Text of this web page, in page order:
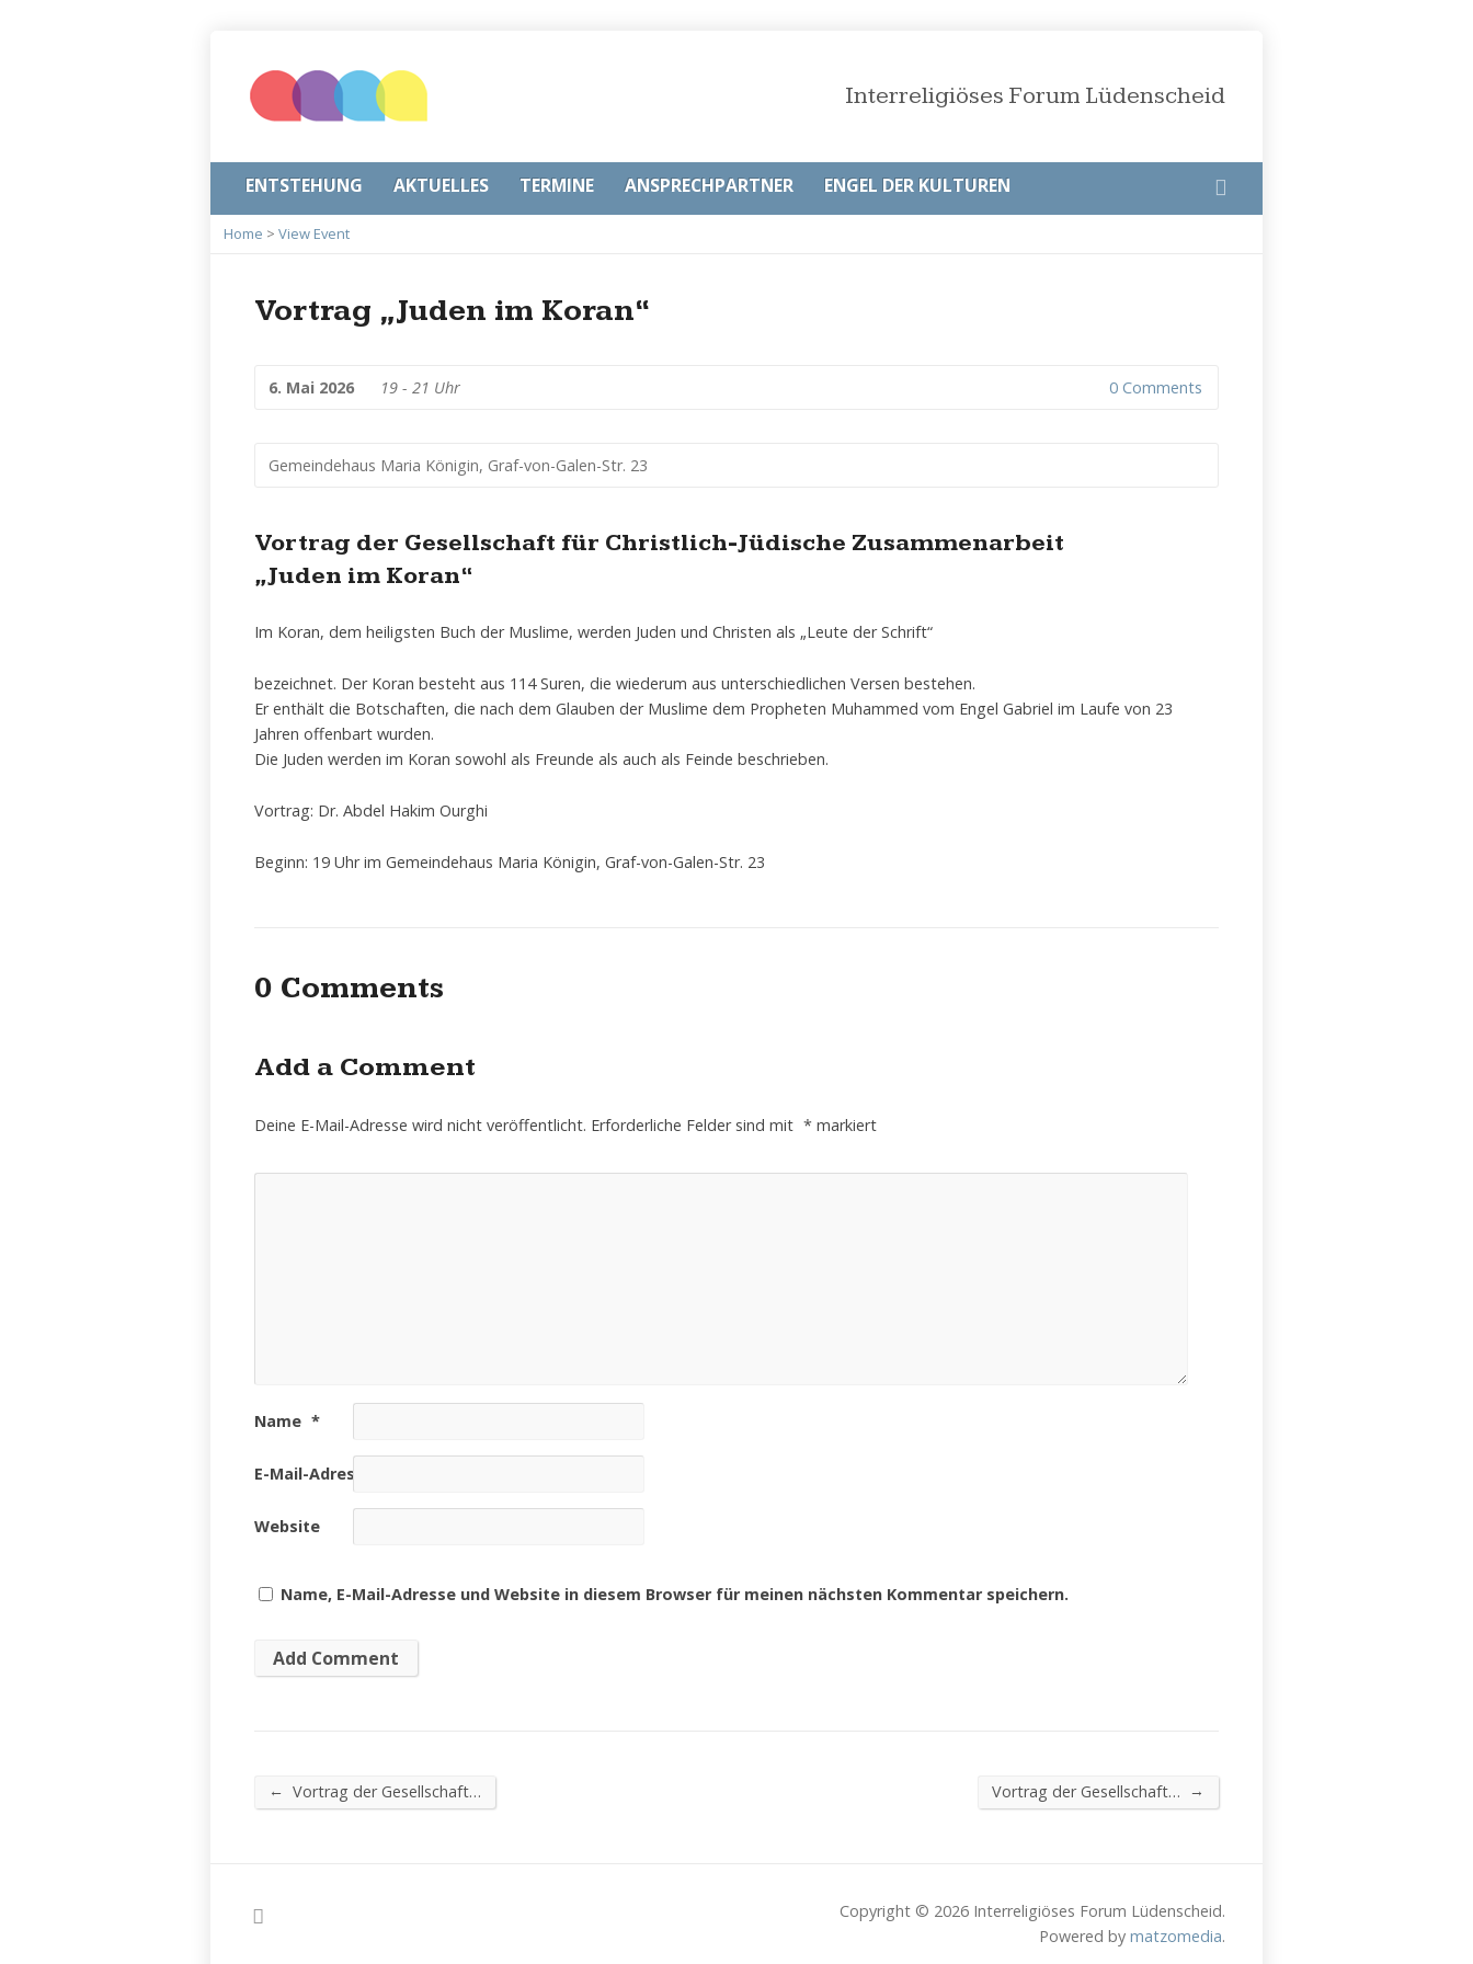
Interreligiöses Forum Lüdenscheid
ENTSTEHUNG AKTUELLES TERMINE ANSPRECHPARTNER ENGEL DER KULTUREN
Home > View Event
Vortrag „Juden im Koran“
6. Mai 2026 19 - 21 Uhr 0 Comments
Gemeindehaus Maria Königin, Graf-von-Galen-Str. 23
Vortrag der Gesellschaft für Christlich-Jüdische Zusammenarbeit
„Juden im Koran“
Im Koran, dem heiligsten Buch der Muslime, werden Juden und Christen als „Leute der Schrift“
bezeichnet. Der Koran besteht aus 114 Suren, die wiederum aus unterschiedlichen Versen bestehen.
Er enthält die Botschaften, die nach dem Glauben der Muslime dem Propheten Muhammed vom Engel Gabriel im Laufe von 23
Jahren offenbart wurden.
Die Juden werden im Koran sowohl als Freunde als auch als Feinde beschrieben.
Vortrag: Dr. Abdel Hakim Ourghi
Beginn: 19 Uhr im Gemeindehaus Maria Königin, Graf-von-Galen-Str. 23
0 Comments
Add a Comment
Deine E-Mail-Adresse wird nicht veröffentlicht. Erforderliche Felder sind mit * markiert
Name *
E-Mail-Adresse
Website
Name, E-Mail-Adresse und Website in diesem Browser für meinen nächsten Kommentar speichern.
← Vortrag der Gesellschaft… Vortrag der Gesellschaft… →
Copyright © 2026 Interreligiöses Forum Lüdenscheid.
Powered bymatzomedia.